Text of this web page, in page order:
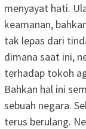
menyayat hati.
keamanan,
tak lepas dari
dimana saat ini,
terhadap tokoh
Bahkan hal ini
sebuah negara.
terus berulang.